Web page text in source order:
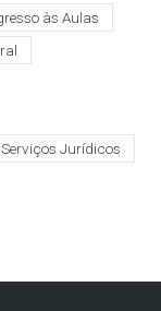
às Aulas
Jurídicos